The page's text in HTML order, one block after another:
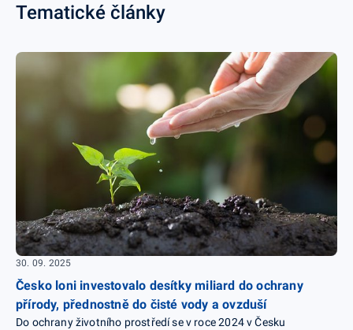
Tematické články
30. 09. 2025
Česko loni investovalo desítky miliard do ochrany
přírody, přednostně do čisté vody a ovzduší
Do ochrany životního prostředí se v roce 2024 v Česku